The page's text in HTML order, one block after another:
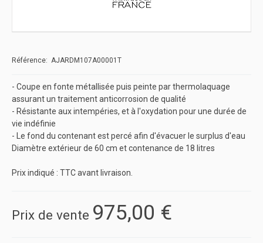
Référence: AJARDM107A00001T
- Coupe en fonte métallisée puis peinte par thermolaquage
assurant un traitement anticorrosion de qualité
- Résistante aux intempéries, et à l'oxydation pour une durée de
vie indéfinie
- Le fond du contenant est percé afin d'évacuer le surplus d'eau
Diamètre extérieur de 60 cm et contenance de 18 litres
Prix indiqué : TTC avant livraison.
Prix ​​de vente 975,00 €